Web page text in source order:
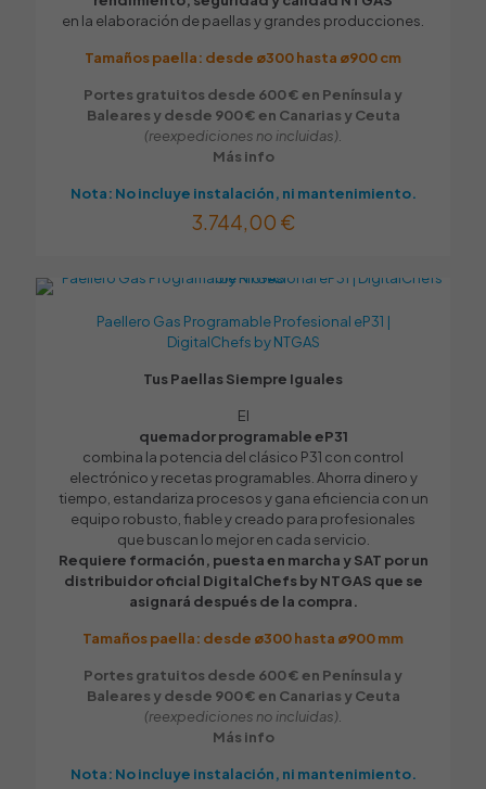
en la elaboración de paellas y grandes producciones.
Tamaños paella: desde ø300 hasta ø900 cm
Portes gratuitos desde 600 € en Península y
Baleares y desde 900 € en Canarias y Ceuta
(reexpediciones no incluidas).
Más info
Nota: No incluye instalación, ni mantenimiento.
3.744,00 €
Paellero Gas Programable Profesional eP31 |
DigitalChefs by NTGAS
Tus Paellas Siempre Iguales
El
quemador programable eP31
combina la potencia del clásico P31 con control
electrónico y recetas programables. Ahorra dinero y
tiempo, estandariza procesos y gana eficiencia con un
equipo robusto, fiable y creado para profesionales
que buscan lo mejor en cada servicio.
Requiere formación, puesta en marcha y SAT por un
distribuidor oficial DigitalChefs by NTGAS que se
asignará después de la compra.
Tamaños paella: desde ø300 hasta ø900 mm
Portes gratuitos desde 600 € en Península y
Baleares y desde 900 € en Canarias y Ceuta
(reexpediciones no incluidas).
Más info
Nota: No incluye instalación, ni mantenimiento.